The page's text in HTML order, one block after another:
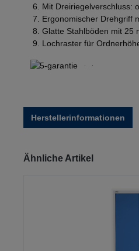
Mit Dreiriegelverschluss:
Ergonomischer Drehgriff
Glatte Stahlböden mit 25
Lochraster für
Herstellerinformationen
Produktgalerie überspringen
Ähnliche Artikel